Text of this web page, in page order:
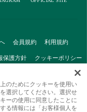
会員規約 利用規約
保護方針 クッキーポリシー
のためにクッキーを使用い
選択してください。選択せ
ーの使用に同意したことに
る情報には「お客様個人を